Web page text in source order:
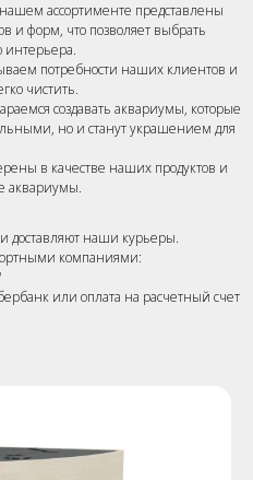
ассортименте представлены
и форм, что позволяет выбрать
интерьера.
потребности наших клиентов и
чистить.
создавать аквариумы, которые
но и станут украшением для
в качестве наших продуктов и
аквариумы.
доставляют наши курьеры.
компаниями:
или оплата на расчетный счет